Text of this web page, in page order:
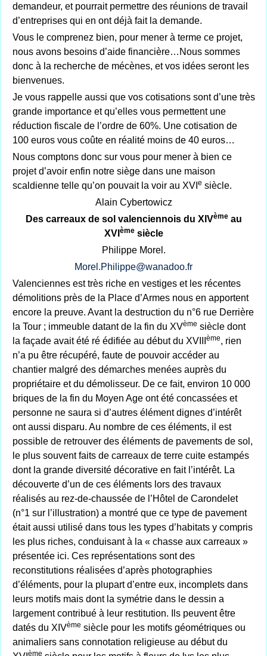
demandeur, et pourrait permettre des réunions de travail
d’entreprises qui en ont déjà fait la demande.
Vous le comprenez bien, pour mener à terme ce projet,
nous avons besoins d’aide financière…Nous sommes
donc à la recherche de mécènes, et vos idées seront les
bienvenues.
Je vous rappelle aussi que vos cotisations sont d’une très
grande importance et qu’elles vous permettent une
réduction fiscale de l’ordre de 60%. Une cotisation de
100 euros vous coûte en réalité moins de 40 euros…
Nous comptons donc sur vous pour mener à bien ce
projet d’avoir enfin notre siège dans une maison
scaldienne telle qu’on pouvait la voir au XVI e siècle.
Alain Cybertowicz
Des carreaux de sol valenciennois du XIVèmeau
XVI èmesiècle
Philippe Morel.
Morel.Philippe@wanadoo.fr
Valenciennes est très riche en vestiges et les récentes
démolitions près de la Place d’Armes nous en apportent
encore la preuve. Avant la destruction du n°6 rue Derrière
la Tour ; immeuble datant de la fin du XVème siècle dont
la façade avait été ré édifiée au début du XVIII
ème, rien
n’a pu être récupéré, faute de pouvoir accéder au
chantier malgré des démarches menées auprès du
propriétaire et du démolisseur. De ce fait, environ 10 000
briques de la fin du Moyen Age ont été concassées et
personne ne saura si d’autres élément dignes d’intérêt
ont aussi disparu. Au nombre de ces éléments, il est
possible de retrouver des éléments de pavements de sol,
le plus souvent faits de carreaux de terre cuite estampés
dont la grande diversité décorative en fait l’intérêt. La
découverte d’un de ces éléments lors des travaux
réalisés au rez-de-chaussée de l’Hôtel de Carondelet
(n°1 sur l’illustration) a montré que ce type de pavement
était aussi utilisé dans tous les types d’habitats y compris
les plus riches, conduisant à la « chasse aux carreaux »
présentée ici. Ces représentations sont des
reconstitutions réalisées d’après photographies
d’éléments, pour la plupart d’entre eux, incomplets dans
leurs motifs mais dont la symétrie dans le dessin a
largement contribué à leur restitution. Ils peuvent être
datés du XIVème siècle pour les motifs géométriques ou
animaliers sans connotation religieuse au début du
ème